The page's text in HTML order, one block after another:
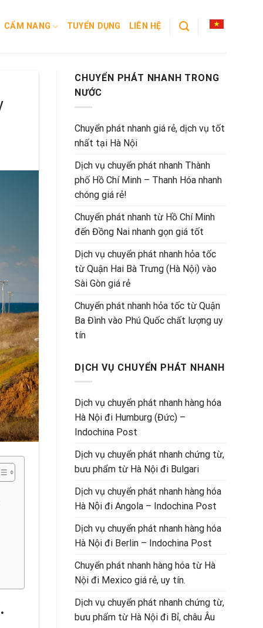
CẨM NANG TUYỂN DỤNG LIÊN HỆ
CHUYỂN PHÁT NHANH TRONG
NƯỚC
Chuyển phát nhanh giá rẻ, dịch vụ tốt
nhất tại Hà Nội
Dịch vụ chuyển phát nhanh Thành
phố Hồ Chí Minh – Thanh Hóa nhanh
chóng giá rẻ!
Chuyển phát nhanh từ Hồ Chí Minh
đến Đồng Nai nhanh gọn giá tốt
Dịch vụ chuyển phát nhanh hỏa tốc
từ Quận Hai Bà Trưng (Hà Nội) vào
Sài Gòn giá rẻ
Chuyển phát nhanh hỏa tốc từ Quận
Ba Đình vào Phú Quốc chất lượng uy
tín
DỊCH VỤ CHUYỂN PHÁT NHANH
Dịch vụ chuyển phát nhanh hàng hóa
Hà Nội đi Humburg (Đức) –
Indochina Post
Dịch vụ chuyển phát nhanh chứng từ,
bưu phẩm từ Hà Nội đi Bulgari
Dịch vụ chuyển phát nhanh hàng hóa
Hà Nội đi Angola – Indochina Post
Dịch vụ chuyển phát nhanh hàng hóa
Hà Nội đi Berlin – Indochina Post
Chuyển phát nhanh hàng hóa từ Hà
Nội đi Mexico giá rẻ, uy tín.
Dịch vụ chuyển phát nhanh chứng từ,
bưu phẩm từ Hà Nội đi Bỉ, châu Âu